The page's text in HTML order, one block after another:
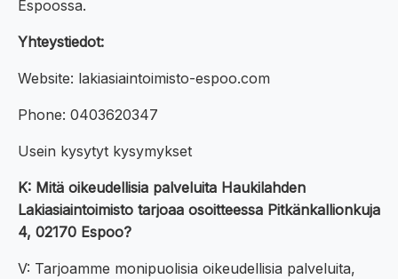
Espoossa.
Yhteystiedot:
Website: lakiasiaintoimisto-espoo.com
Phone: 0403620347
Usein kysytyt kysymykset
K: Mitä oikeudellisia palveluita Haukilahden
Lakiasiaintoimisto tarjoaa osoitteessa Pitkänkallionkuja
4, 02170 Espoo?
V: Tarjoamme monipuolisia oikeudellisia palveluita,